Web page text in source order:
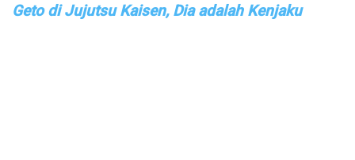
Geto di Jujutsu Kaisen, Dia adalah Kenjaku